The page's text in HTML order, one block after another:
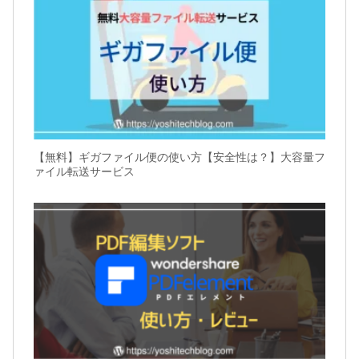
【無料】ギガファイル便の使い方【安全性は？】大容量フ
ァイル転送サービス